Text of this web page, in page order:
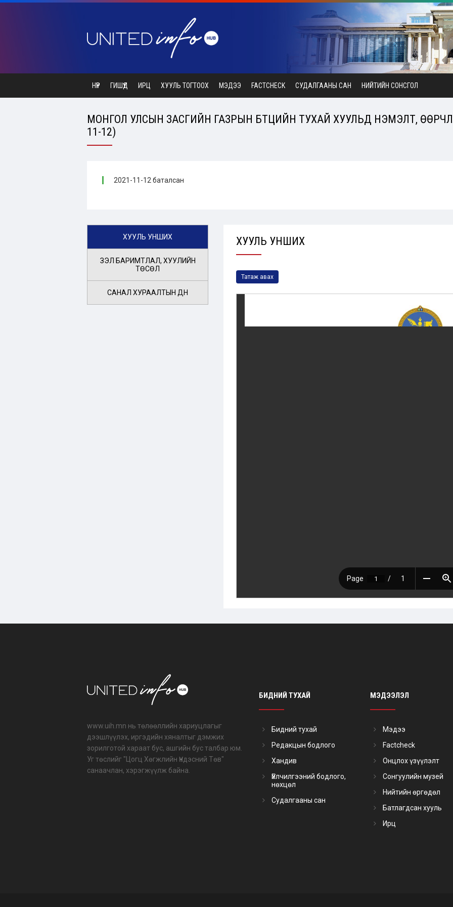
НҮҮР ГИШҮҮД ИРЦ ХУУЛЬ ТОГТООХ МЭДЭЭ FACTCHECK СУДАЛГААНЫ САН НИЙТИЙН СОНСГОЛ
МОНГОЛ УЛСЫН ЗАСГИЙН ГАЗРЫН БҮТЦИЙН ТУХАЙ ХУУЛЬД НЭМЭЛТ,
11-12)
2021-11-12 баталсан
ХУУЛЬ УНШИХ
ҮЗЭЛ БАРИМТЛАЛ, ХУУЛИЙН
ТӨСӨЛ
САНАЛ ХУРААЛТЫН ДҮН
ХУУЛЬ УНШИХ
Татаж авах
www.uih.mn нь төлөөллийн хариуцлагыг
дээшлүүлэх, иргэдийн хяналтыг дэмжих
зорилготой хараат бус, ашгийн бус талбар юм.
Уг төслийг "Цогц Хөгжлийн Үндэсний Төв"
санаачлан, хэрэгжүүлж байна.
БИДНИЙ ТУХАЙ
Бидний тухай
Редакцын бодлого
Хандив
Үйлчилгээний бодлого,
нөхцөл
Судалгааны сан
МЭДЭЭЛЭЛ
Мэдээ
Factcheck
Онцлох үзүүлэлт
Сонгуулийн музей
Нийтийн өргөдөл
Батлагдсан хууль
Ирц